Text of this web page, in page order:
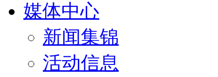
媒体中心
新闻集锦
活动信息